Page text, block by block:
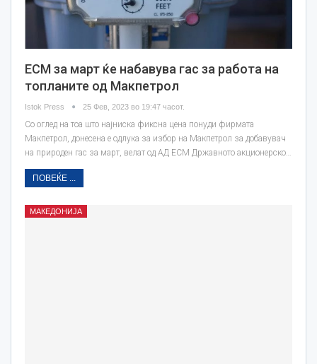
ЕСМ за март ќе набавува гас за работа на
топланите од Макпетрол
Istok Press 25 Фев, 2023 во 19:47 часот.
Со оглед на тоа што најниска фиксна цена понуди фирмата
Макпетрол, донесена е одлука за избор на Макпетрол за добавувач
на природен гас за март, велат од АД ЕСМ Државното акционерско…
ПОВЕЌЕ ...
МАКЕДОНИЈА